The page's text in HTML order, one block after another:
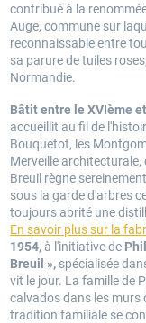
contribué à la
Auge, commune sur
reconnaissable entre
sa parure de tuiles
Normandie.
Bâtit entre le XVIème
accueillit au fil de
Bouquetot, les
Merveille
Breuil règne
sous la garde d'arbres
toujours abrité une
En savoir plus sur la
1954, à l'initiative de
Breuil », spécialisée
vit le jour. La famille de
calvados dans les
tradition familiale se